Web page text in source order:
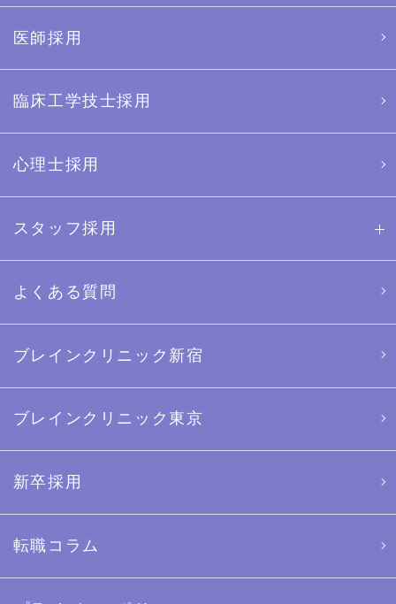
医師採用
臨床工学技士採用
心理士採用
スタッフ採用
よくある質問
ブレインクリニック新宿
ブレインクリニック東京
新卒採用
転職コラム